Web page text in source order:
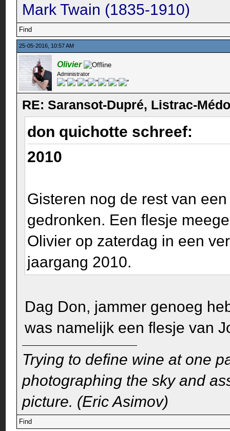
Mark Twain (1835-1910)
Find
25-05-2016, 10:57 AM
Olivier
Administrator
RE: Saransot-Dupré, Listrac-
don quichotte schreef:
2010
Gisteren nog de rest van
gedronken. Een flesje
Olivier op zaterdag in een
jaargang 2010.
Dag Don, jammer genoeg
was namelijk een flesje van
Trying to define wine at one
photographing the sky and
picture. (Eric Asimov)
Find